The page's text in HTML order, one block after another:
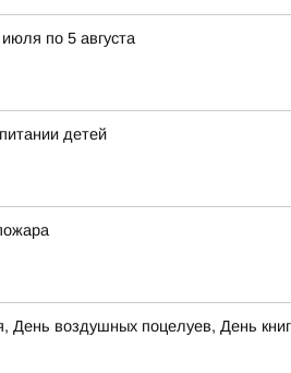
по 5 августа
детей
День воздушных поцелуев, День